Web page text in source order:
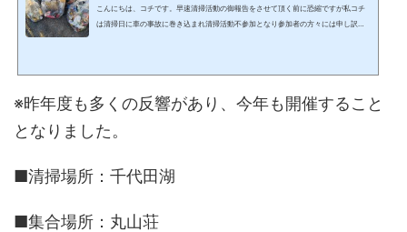
こんにちは、コチです。早速清掃活動の御報告をさせて頂く前に恐縮ですが私コチ
は清掃日に車の事故に巻き込まれ清掃活動不参加となり参加者の方々には申し訳な
実施とさせて頂きました。去年は千和横の草むらに大量の...
※昨年度も多くの反響があり、今年も開催すること
となりました。
■清掃場所：千代田湖
■集合場所：丸山荘